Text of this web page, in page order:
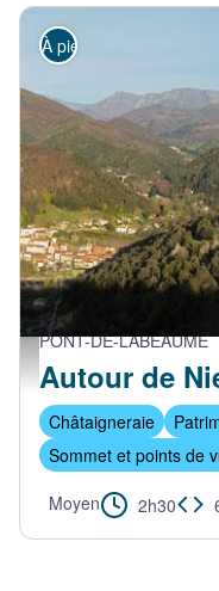
À pied
PONT-DE-LABEAUME
Châtaigneraie
Sommet et points de
Moyen
2h30